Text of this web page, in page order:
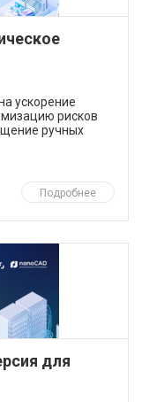
ускорение
рисков
ручных
Подробнее
для